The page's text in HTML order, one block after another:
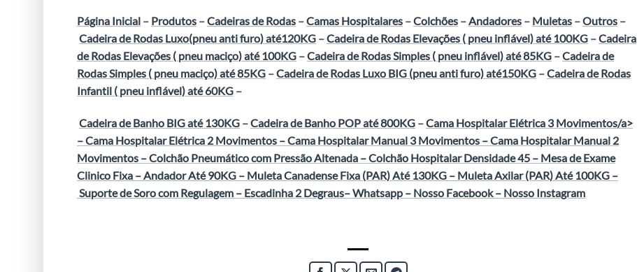
Página Inicial – Produtos –Cadeiras de Rodas –Camas Hospitalares –Colchões –Andadores – Muletas –Outros –
Cadeira de Rodas Luxo(pneu anti furo) até120KG –Cadeira de Rodas Elevações ( pneu inflável) até 100KG –Cadeira
de Rodas Elevações ( pneu maciço) até 100KG –Cadeira de Rodas Simples ( pneu inflável) até 85KG –Cadeira de
Rodas Simples ( pneu maciço) até 85KG –Cadeira de Rodas Luxo BIG (pneu anti furo) até150KG –Cadeira de Rodas
Infantil ( pneu inflável) até 60KG –
Cadeira de Banho BIG até 130KG –Cadeira de Banho POP até 800KG –Cama Hospitalar Elétrica 3 Movimentos/a>
–Cama Hospitalar Elétrica 2 Movimentos –Cama Hospitalar Manual 3 Movimentos –Cama Hospitalar Manual 2
Movimentos –Colchão Pneumático com Pressão Altenada –Colchão Hospitalar Densidade 45 – Mesa de Exame
Clinico Fixa –Andador Até 90KG – Muleta Canadense Fixa (PAR) Até 130KG – Muleta Axilar (PAR) Até 100KG –
Suporte de Soro com Regulagem – Escadinha 2 Degraus–Whatsapp – Nosso Facebook– Nosso Instagram